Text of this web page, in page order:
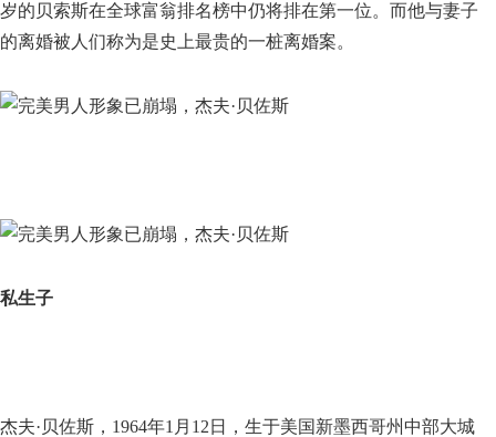
岁的贝索斯在全球富翁排名榜中仍将排在第一位。而他与妻子
的离婚被人们称为是史上最贵的一桩离婚案。
私生子
杰夫·贝佐斯，1964年1月12日，生于美国新墨西哥州中部大城